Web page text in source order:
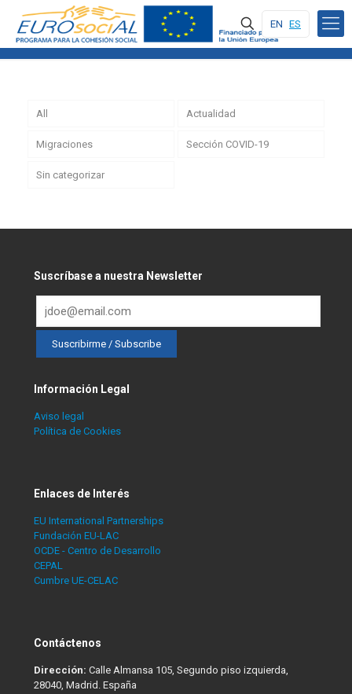
EN ES
All Actualidad
Migraciones Sección COVID-19
Sin categorizar
Suscríbase a nuestra Newsletter
Información Legal
Aviso legal
Política de Cookies
Enlaces de Interés
EU International Partnerships
Fundación EU-LAC
OCDE - Centro de Desarrollo
CEPAL
Cumbre UE-CELAC
Contáctenos
Dirección: Calle Almansa 105, Segundo piso izquierda,
28040, Madrid. España